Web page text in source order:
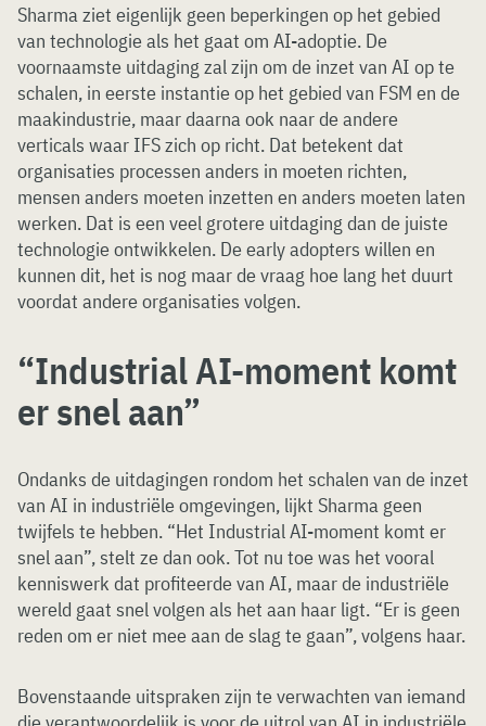
Sharma ziet eigenlijk geen beperkingen op het gebied
van technologie als het gaat om AI-adoptie. De
voornaamste uitdaging zal zijn om de inzet van AI op te
schalen, in eerste instantie op het gebied van FSM en de
maakindustrie, maar daarna ook naar de andere
verticals waar IFS zich op richt. Dat betekent dat
organisaties processen anders in moeten richten,
mensen anders moeten inzetten en anders moeten laten
werken. Dat is een veel grotere uitdaging dan de juiste
technologie ontwikkelen. De early adopters willen en
kunnen dit, het is nog maar de vraag hoe lang het duurt
voordat andere organisaties volgen.
“Industrial AI-moment komt
er snel aan”
Ondanks de uitdagingen rondom het schalen van de inzet
van AI in industriële omgevingen, lijkt Sharma geen
twijfels te hebben. “Het Industrial AI-moment komt er
snel aan”, stelt ze dan ook. Tot nu toe was het vooral
kenniswerk dat profiteerde van AI, maar de industriële
wereld gaat snel volgen als het aan haar ligt. “Er is geen
reden om er niet mee aan de slag te gaan”, volgens haar.
Bovenstaande uitspraken zijn te verwachten van iemand